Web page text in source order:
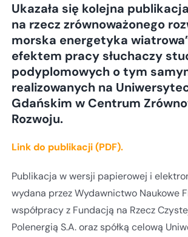
Ukazała się kolejna
na rzecz zrównoważonego
morska energetyka
efektem pracy słuchaczy
podyplomowych o tym
realizowanych na
Gdańskim w Centrum
Rozwoju.
Link do publikacji (PDF).
Publikacja w wersji papierowej i
wydana przez Wydawnictwo Naukowe
współpracy z Fundacją na Rzecz
Polenergią S.A. oraz spółką celową